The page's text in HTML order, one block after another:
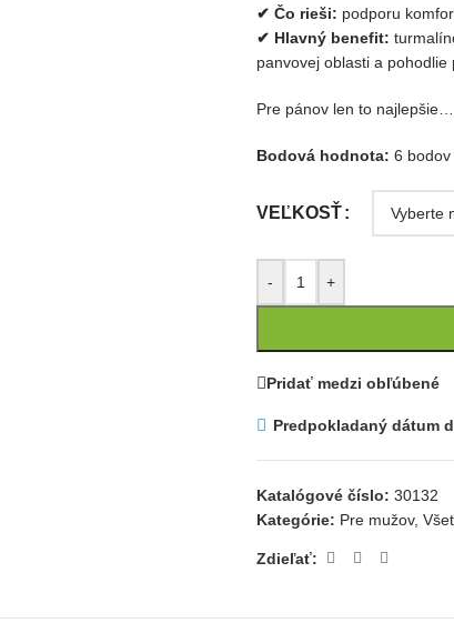
✔ Čo rieši: podporu
✔ Hlavný benefit:
panvovej oblasti a pohodlie
Pre pánov len to najlepšie…
Bodová hodnota: 6 bodov
VEĽKOSŤ
- +
Pridať medzi obľúbené
Predpokladaný dátum
Katalógové číslo: 30132
Kategórie: Pre mužov,
Zdieľať: